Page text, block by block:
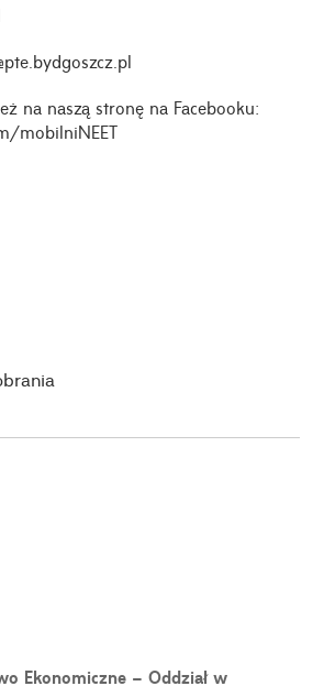
na naszą stronę na Facebooku:
mobilniNEET
Ekonomiczne – Oddział w